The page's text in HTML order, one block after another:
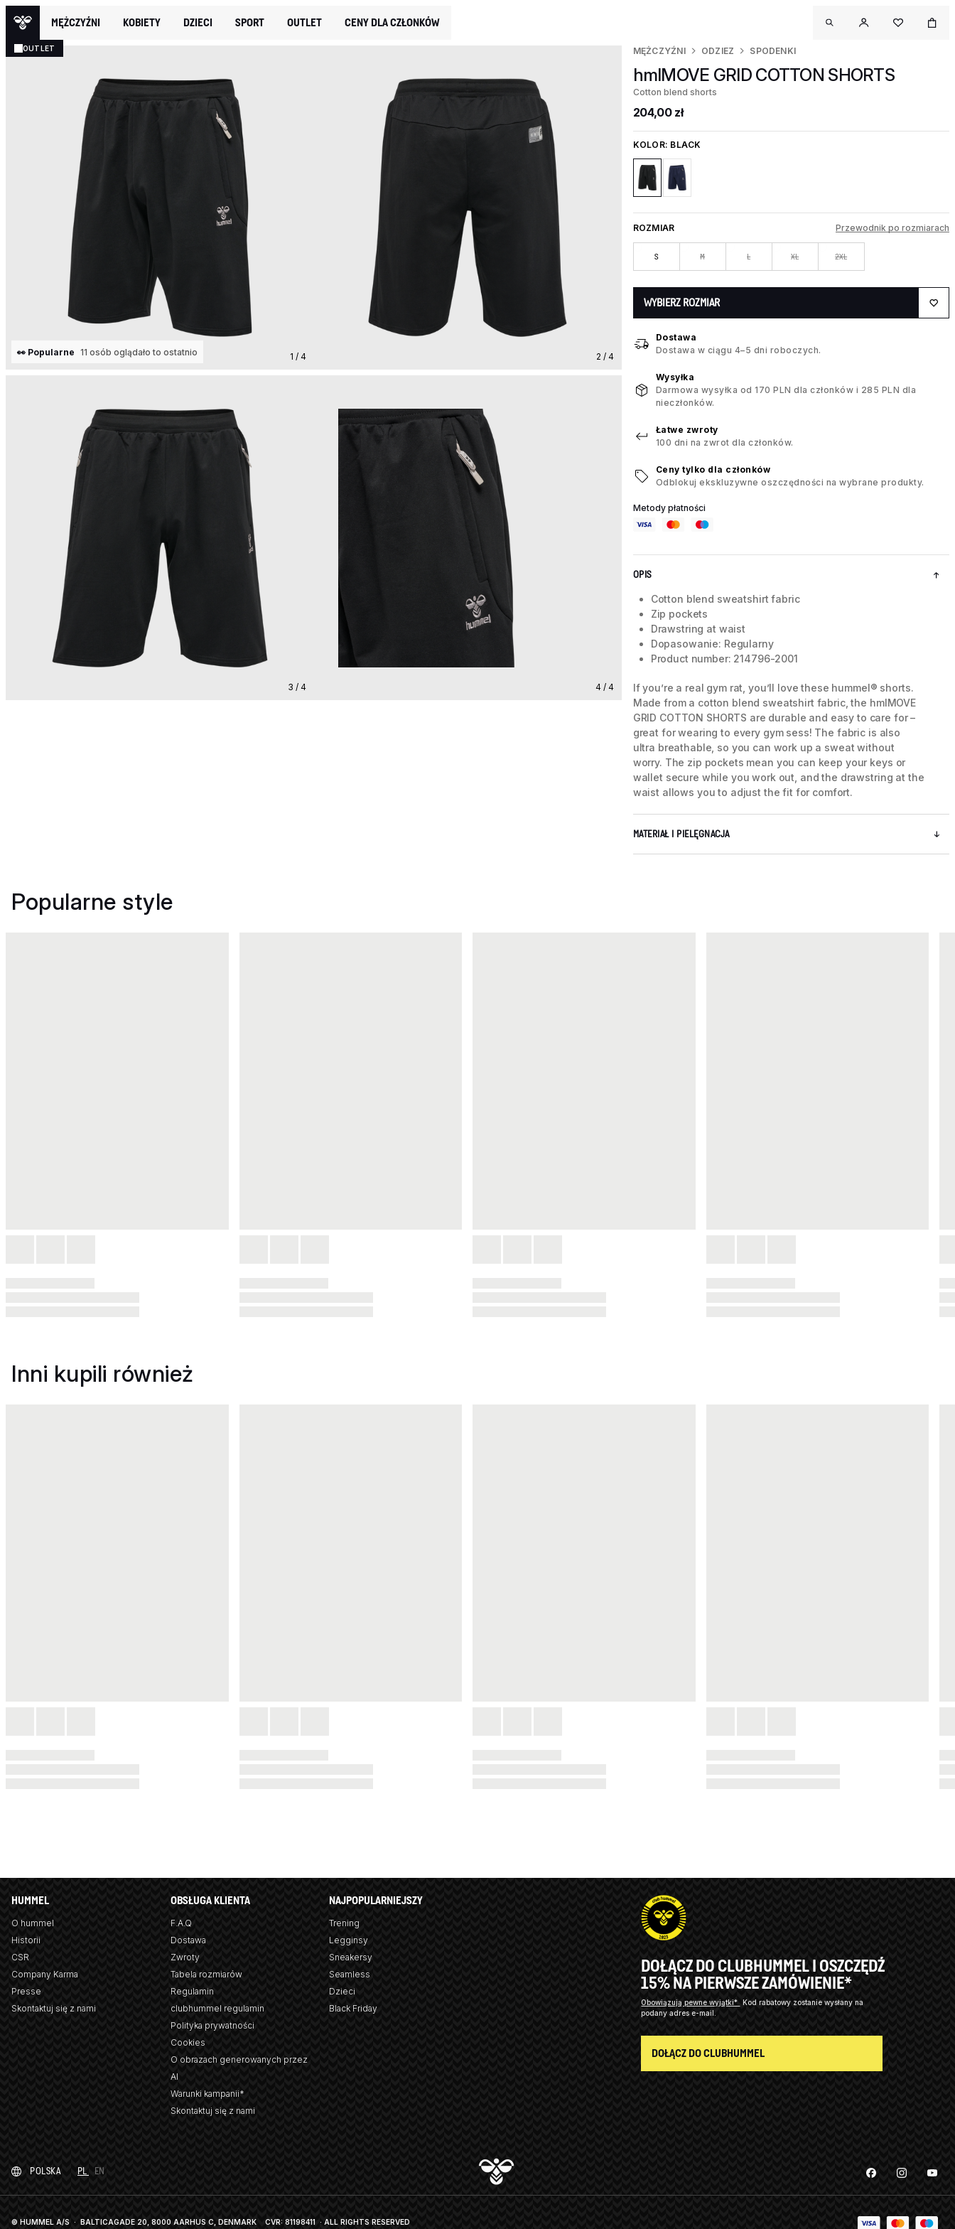
MĘŻCZYŹNI KOBIETY DZIECI SPORT OUTLET CENY DLA CZŁONKÓW
OUTLET
1 / 4
👀 Popularne 11 osób oglądało to ostatnio 2 / 4
3 / 4 4 / 4
MĘŻCZYŹNI ODZIEZ SPODENKI
hmlMOVE GRID COTTON SHORTS
Cotton blend shorts
204,00 zł
KOLOR: BLACK
ROZMIAR Przewodnik po rozmiarach
S M L XL 2XL
WYBIERZ ROZMIAR
Dostawa
Dostawa w ciągu 4–5 dni roboczych.
Wysyłka
Darmowa wysyłka od 170 PLN dla członków i 285 PLN dla
nieczłonków.
Łatwe zwroty
100 dni na zwrot dla członków.
Ceny tylko dla członków
Odblokuj ekskluzywne oszczędności na wybrane produkty.
Metody płatności
OPIS
Cotton blend sweatshirt fabric
Zip pockets
Drawstring at waist
Dopasowanie: Regularny
Product number: 214796-2001
If you’re a real gym rat, you’ll love these hummel® shorts.
Made from a cotton blend sweatshirt fabric, the hmlMOVE
GRID COTTON SHORTS are durable and easy to care for –
great for wearing to every gym sess! The fabric is also
ultra breathable, so you can work up a sweat without
worry. The zip pockets mean you can keep your keys or
wallet secure while you work out, and the drawstring at the
waist allows you to adjust the fit for comfort.
MATERIAŁ I PIELĘGNACJA
Popularne style
Inni kupili również
HUMMEL
O hummel
Historii
CSR
Company Karma
Presse
Skontaktuj się z nami
OBSŁUGA KLIENTA
F.A.Q
Dostawa
Zwroty
Tabela rozmiarów
Regulamin
clubhummel regulamin
Polityka prywatności
Cookies
O obrazach generowanych przez
AI
Warunki kampanii*
Skontaktuj się z nami
NAJPOPULARNIEJSZY
Trening
Legginsy
Sneakersy
Seamless
Dzieci
Black Friday
DOŁĄCZ DO CLUBHUMMEL I OSZCZĘDŹ
15% NA PIERWSZE ZAMÓWIENIE*
Obowiązują pewne wyjątki*
Kod rabatowy zostanie wysłany na
podany adres e-mail.
DOŁĄCZ DO CLUBHUMMEL
POLSKA PL EN
© HUMMEL A/S · BALTICAGADE 20, 8000 AARHUS C, DENMARK CVR: 81198411 · ALL RIGHTS RESERVED